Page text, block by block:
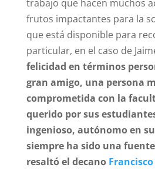
trabajo que hacen muchos
frutos impactantes para la
que está disponible para
particular, en el caso de
felicidad en términos
gran amigo, una persona
comprometida con la
querido por sus
ingenioso, autónomo en
siempre ha sido una
resaltó el decano